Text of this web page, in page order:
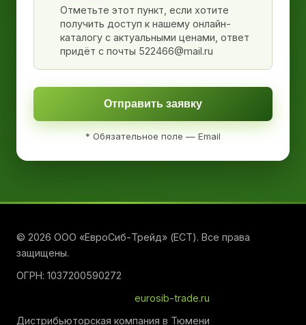
Отметьте этот пункт, если хотите
получить доступ к нашему онлайн-
каталогу с актуальными ценами, ответ
придёт с почты 522466@mail.ru
Отправить заявку
* Обязательное поле — Email
© 2026 ООО «ЕвроСиб-Трейд» (ЕСТ). Все права
защищены.
ОГРН: 1037200590272
eurosib-trade.ru
Дистрибьюторская компания в Тюмени